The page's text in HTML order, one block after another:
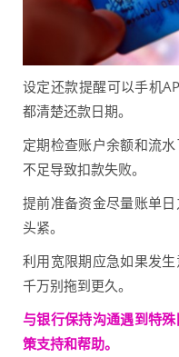
设定还款提醒可以手机
都清楚还款日期。
定期检查账户余额和流
不足导致扣款失败。
提前准备资金尽量账单
头紧。
利用宽限期应急如果发生
千万别拖到更久。
与银行保持沟通遇到特
策支持和帮助。